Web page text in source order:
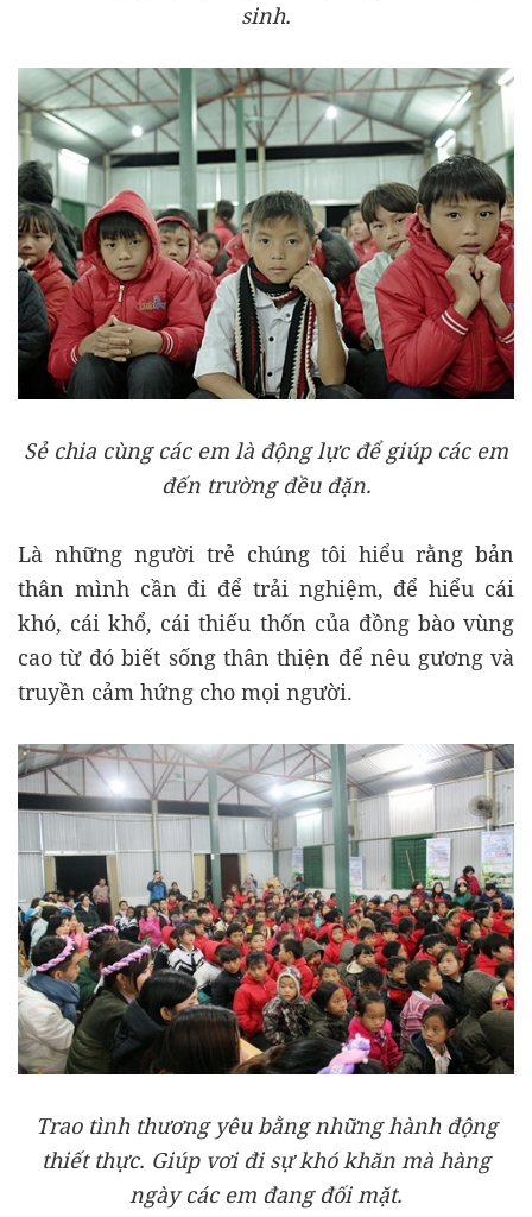
sinh.
Sẻ chia cùng các em là động lực để giúp các em
đến trường đều đặn.
Là những người trẻ chúng tôi hiểu rằng bản
thân mình cần đi để trải nghiệm, để hiểu cái
khó, cái khổ, cái thiếu thốn của đồng bào vùng
cao từ đó biết sống thân thiện để nêu gương và
truyền cảm hứng cho mọi người.
Trao tình thương yêu bằng những hành động
thiết thực. Giúp vơi đi sự khó khăn mà hàng
ngày các em đang đối mặt.